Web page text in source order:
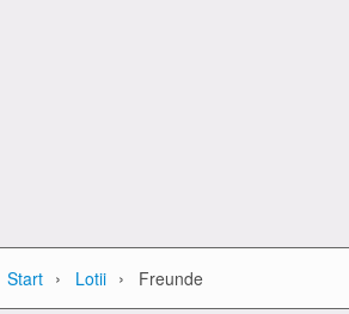
Start › Lotii › Freunde